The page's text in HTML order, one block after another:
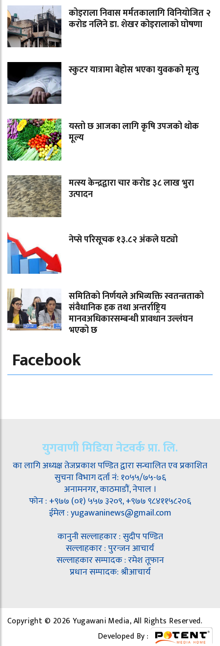
कोइराला निवास मर्मतकालागि विनियोजित २
करोड नलिने डा. शेखर कोइरालाको घोषणा
स्कुटर यात्रामा बेहोस भएका युवकको मृत्यु
यस्तो छ आजका लागि कृषि उपजको थोक
मूल्य
मत्स्य केन्द्रद्वारा चार करोड ३८ लाख भुरा
उत्पादन
नेप्से परिसूचक १३.८२ अंकले घट्यो
समितिको निर्णयले अभिव्यक्ति स्वतन्त्रताको
संवैधानिक हक तथा अन्तर्राष्ट्रिय
मानवअधिकारसम्बन्धी प्रावधान उल्लंघन
भएको छ
Facebook
युगवाणी मिडिया नेटवर्क प्रा. लि.
का लागि अध्यक्ष तेजप्रकाश पण्डित द्वारा सन्चालित एव प्रकाशित
सुचना विभाग दर्ता नं: १०५५/७५-७६
अनामनगर, काठमाडौं, नेपाल ।
फोन : +९७७ (०१) ५५७ ३२०९, +९७७ ९८४११५८२०६
ईमेल : yugawaninews@gmail.com
कानुनी सल्लाहकार : सुदीप पण्डित
सल्लाहकार : पुरन्जन आचार्य
सल्लाहकार सम्पादक : रमेश तूफान
प्रधान सम्पादक: श्रीआचार्य
Copyright © 2026 Yugawani Media, All Rights Reserved.
Developed By :